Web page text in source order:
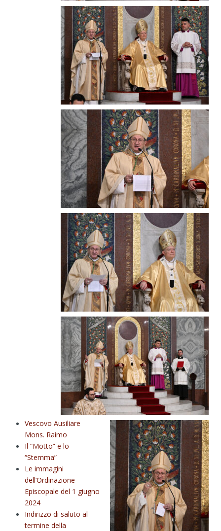
Vescovo Ausiliare
Mons. Raimo
Il “Motto” e lo
“Stemma”
Le immagini
dell’Ordinazione
Episcopale del 1 giugno
2024
Indirizzo di saluto al
termine della